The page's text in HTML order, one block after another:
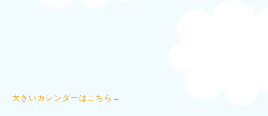
大きいカレンダーはこちら→